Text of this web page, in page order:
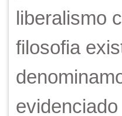
liberalismo
filosofia